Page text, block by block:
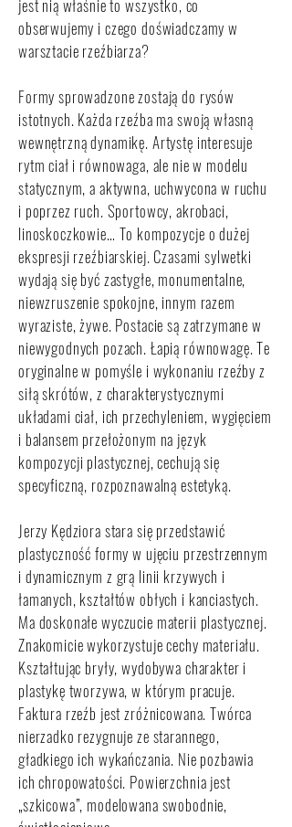
jest nią właśnie to wszystko, co
obserwujemy i czego doświadczamy w
warsztacie rzeźbiarza?
Formy sprowadzone zostają do rysów
istotnych. Każda rzeźba ma swoją własną
wewnętrzną dynamikę. Artystę interesuje
rytm ciał i równowaga, ale nie w modelu
statycznym, a aktywna, uchwycona w ruchu
i poprzez ruch. Sportowcy, akrobaci,
linoskoczkowie… To kompozycje o dużej
ekspresji rzeźbiarskiej. Czasami sylwetki
wydają się być zastygłe, monumentalne,
niewzruszenie spokojne, innym razem
wyraziste, żywe. Postacie są zatrzymane w
niewygodnych pozach. Łapią równowagę. Te
oryginalne w pomyśle i wykonaniu rzeźby z
siłą skrótów, z charakterystycznymi
układami ciał, ich przechyleniem, wygięciem
i balansem przełożonym na język
kompozycji plastycznej, cechują się
specyficzną, rozpoznawalną estetyką.
Jerzy Kędziora stara się przedstawić
plastyczność formy w ujęciu przestrzennym
i dynamicznym z grą linii krzywych i
łamanych, kształtów obłych i kanciastych.
Ma doskonałe wyczucie materii plastycznej.
Znakomicie wykorzystuje cechy materiału.
Kształtując bryły, wydobywa charakter i
plastykę tworzywa, w którym pracuje.
Faktura rzeźb jest zróżnicowana. Twórca
nierzadko rezygnuje ze starannego,
gładkiego ich wykańczania. Nie pozbawia
ich chropowatości. Powierzchnia jest
„szkicowa”, modelowana swobodnie,